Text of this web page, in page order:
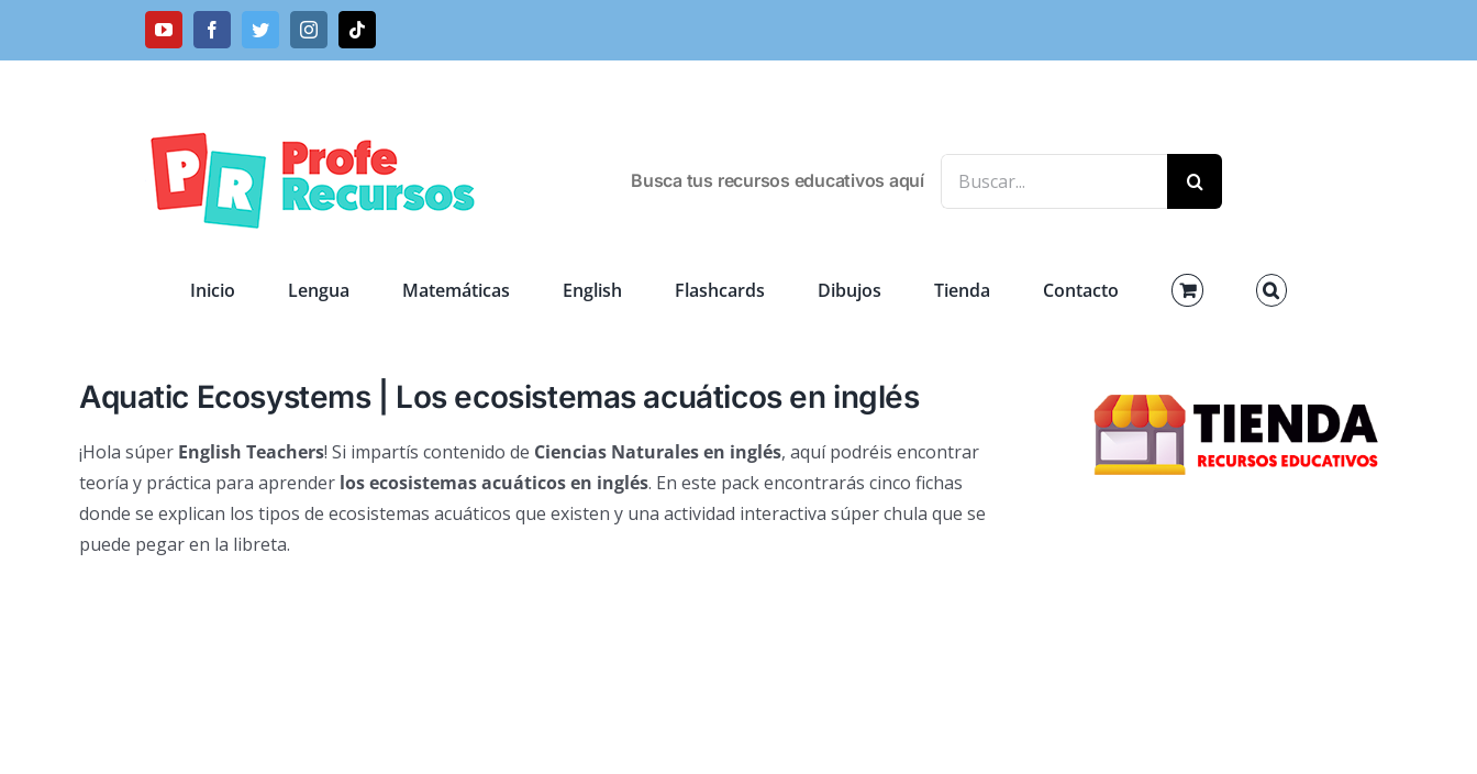
YouTubeFacebookTwitterInstagramTiktok
Busca tus recursos educativos aquí
Inicio Lengua Matemáticas English Flashcards Dibujos Tienda Contacto
Aquatic Ecosystems | Los ecosistemas acuáticos en inglés
¡Hola súper English Teachers! Si impartís contenido de Ciencias Naturales en inglés, aquí podréis encontrar
teoría y práctica para aprender los ecosistemas acuáticos en inglés. En este pack encontrarás cinco fichas
donde se explican los tipos de ecosistemas acuáticos que existen y una actividad interactiva súper chula que se
puede pegar en la libreta.